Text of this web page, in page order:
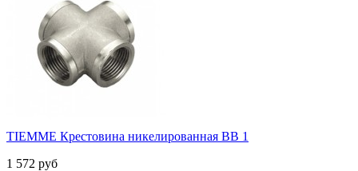
TIEMME Крестовина никелированная ВВ 1
1 572 руб